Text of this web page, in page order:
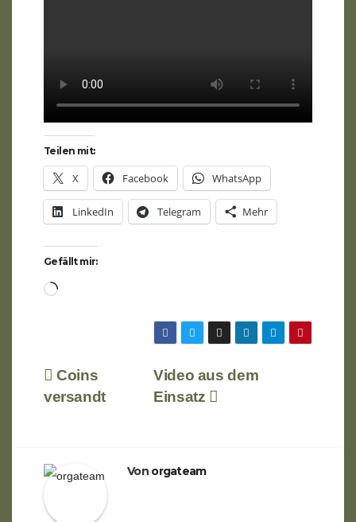
Teilen mit:
X Facebook WhatsApp
LinkedIn Telegram Mehr
Gefällt mir:
Wird
Beitragsnavigation
Video aus dem
Einsatz
Coins
versandt
Von orgateam